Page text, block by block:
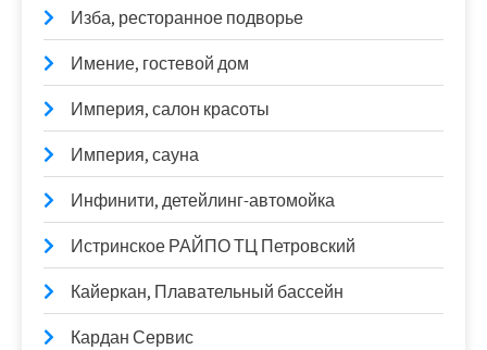
Изба, ресторанное подворье
Имение, гостевой дом
Империя, салон красоты
Империя, сауна
Инфинити, детейлинг-автомойка
Истринское РАЙПО ТЦ Петровский
Кайеркан, Плавательный бассейн
Кардан Сервис